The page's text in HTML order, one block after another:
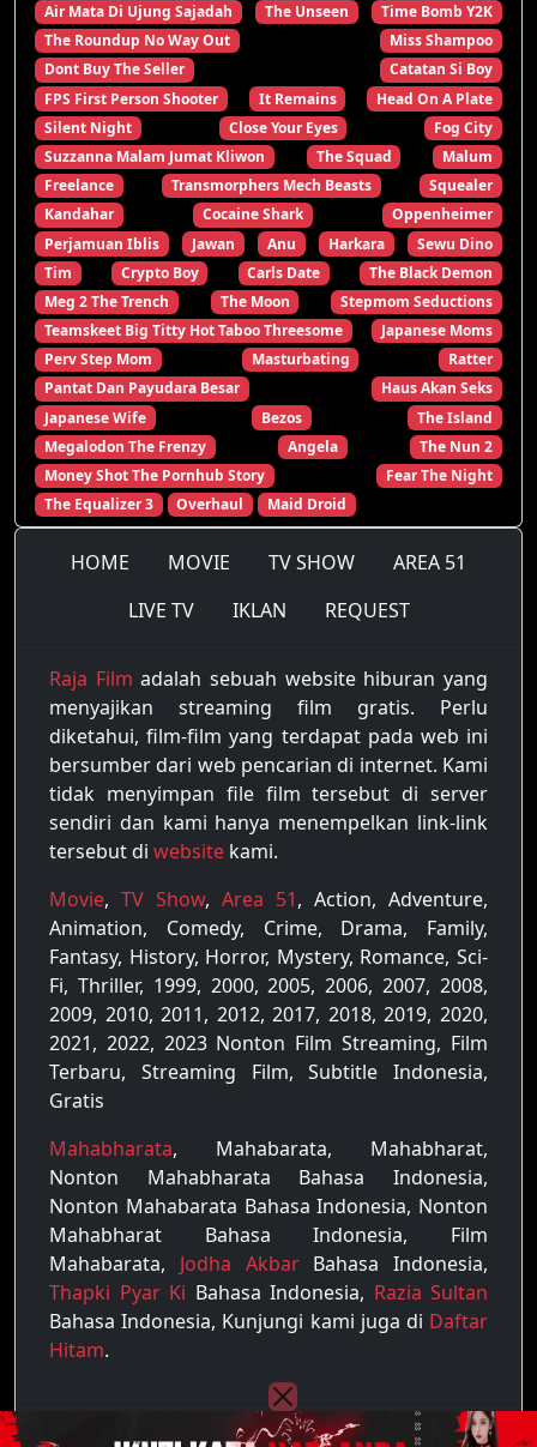
Air Mata Di Ujung Sajadah
The Unseen
Time Bomb Y2K
The Roundup No Way Out
Miss Shampoo
Dont Buy The Seller
Catatan Si Boy
FPS First Person Shooter
It Remains
Head On A Plate
Silent Night
Close Your Eyes
Fog City
Suzzanna Malam Jumat Kliwon
The Squad
Malum
Freelance
Transmorphers Mech Beasts
Squealer
Kandahar
Cocaine Shark
Oppenheimer
Perjamuan Iblis
Jawan Anu Harkara
Sewu Dino
Tim
Crypto Boy Carls Date
The Black Demon
Meg 2 The Trench
The Moon
Stepmom Seductions
Teamskeet Big Titty Hot Taboo Threesome
Japanese Moms
Perv Step Mom
Masturbating
Ratter
Pantat Dan Payudara Besar
Haus Akan Seks
Japanese Wife
Bezos
The Island
Megalodon The Frenzy
Angela
The Nun 2
Money Shot The Pornhub Story
Fear The Night
The Equalizer 3
Overhaul Maid Droid
HOME MOVIE TV SHOW
AREA 51
LIVE TV
IKLAN REQUEST
Raja Film adalah sebuah website hiburan yang
menyajikan streaming film gratis. Perlu
diketahui, film-film yang terdapat pada web ini
bersumber dari web pencarian di internet. Kami
tidak menyimpan file film tersebut di server
sendiri dan kami hanya menempelkan link-link
tersebut di website kami.
Movie, TV Show, Area 51, Action, Adventure,
Animation, Comedy, Crime, Drama, Family,
Fantasy, History, Horror, Mystery, Romance, Sci-
Fi, Thriller, 1999, 2000, 2005, 2006, 2007, 2008,
2009, 2010, 2011, 2012, 2017, 2018, 2019, 2020,
2021, 2022, 2023 Nonton Film Streaming, Film
Terbaru, Streaming Film, Subtitle Indonesia,
Gratis
Mahabharata, Mahabarata, Mahabharat,
Nonton Mahabharata Bahasa Indonesia,
Nonton Mahabarata Bahasa Indonesia, Nonton
Mahabharat Bahasa Indonesia, Film
Mahabarata, Jodha AkbarBahasa Indonesia,
Thapki Pyar Ki Bahasa Indonesia, Razia Sultan
Bahasa Indonesia, Kunjungi kami juga di Daftar
Hitam.
Copyright © 2022 - 2026Raja Film
| All rights